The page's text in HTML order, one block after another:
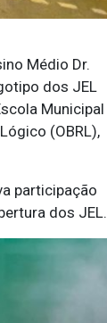
Médio Dr.
dos JEL
Municipal
(OBRL),
participação
dos JEL.